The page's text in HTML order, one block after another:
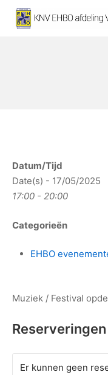
naar
Datum/Tijd
Date(s) - 17/05/2025
17:00 - 20:00
Categorieën
EHBO
Muziek / Festival
Reserveringen
Er kunnen geen